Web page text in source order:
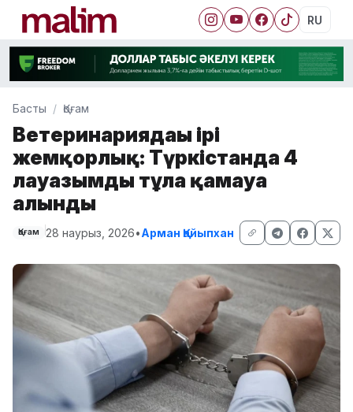
RU
Басты Қоғам
Ветеринариядағы ірі
жемқорлық: Түркістанда 4
лауазымды тұлға қамауға
алынды
Қоғам 28 наурыз, 2026•Арман Қайыпхан